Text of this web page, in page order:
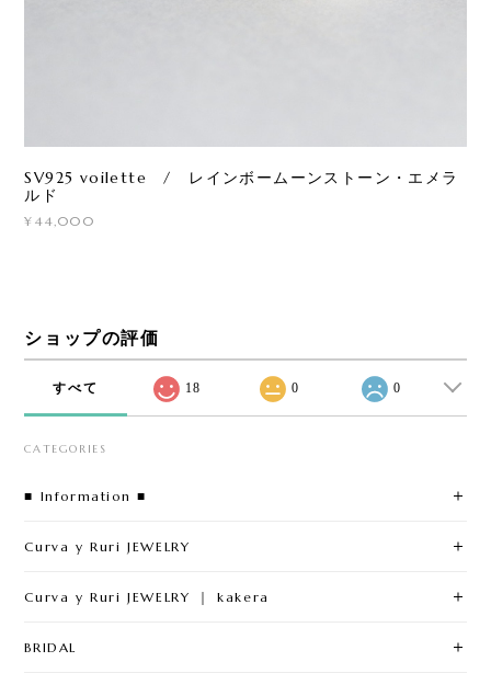
SV925 voilette / レインボームーンストーン・エメラ
ルド
¥44,000
ショップの評価
すべて 18 0 0
CATEGORIES
■ Information ■
Curva y Ruri JEWELRY
Curva y Ruri JEWELRY ｜ kakera
BRIDAL